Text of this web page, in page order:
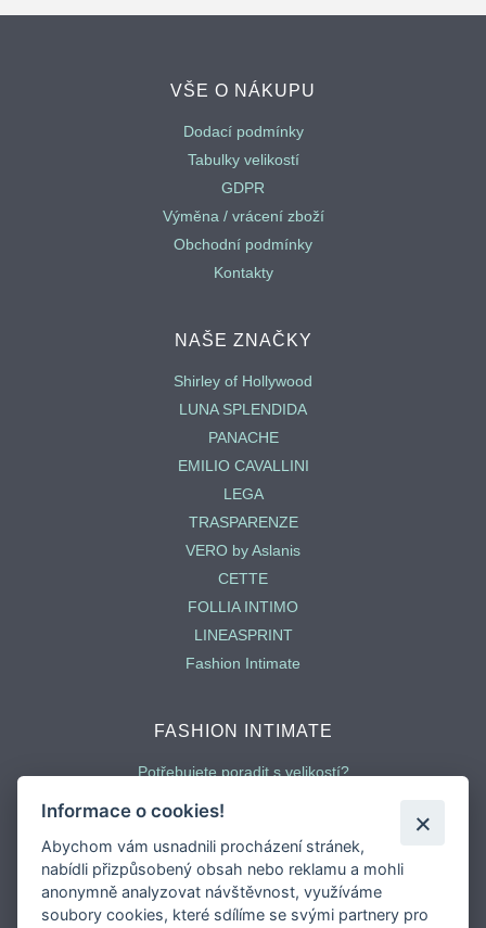
VŠE O NÁKUPU
Dodací podmínky
Tabulky velikostí
GDPR
Výměna / vrácení zboží
Obchodní podmínky
Kontakty
NAŠE ZNAČKY
Shirley of Hollywood
LUNA SPLENDIDA
PANACHE
EMILIO CAVALLINI
LEGA
TRASPARENZE
VERO by Aslanis
CETTE
FOLLIA INTIMO
LINEASPRINT
Fashion Intimate
FASHION INTIMATE
Potřebujete poradit s velikostí?
Jaký typ kalhotek je pro vás vhodný?
Typy podprsenek
Druhy plavek
Typy punčocháčů
Informace o cookies!
Abychom vám usnadnili procházení stránek,
nabídli přizpůsobený obsah nebo reklamu a mohli
anonymně analyzovat návštěvnost, využíváme
soubory cookies, které sdílíme se svými partnery pro